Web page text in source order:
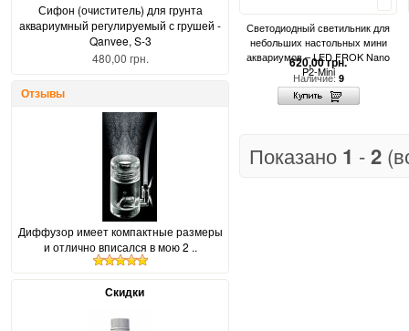
Светодиодный светильник для
небольших настольных мини
аквариумов – LED FROK Nano
P2-Mini
620,00 грн.
Наличие: 9
Показано 1 -2
Сифон (очиститель) для грунта
аквариумный регулируемый с грушей -
Qanvee, S-3
480,00 грн.
Отзывы
Диффузор имеет компактные размеры
и отлично вписался в мою 2 ..
Скидки